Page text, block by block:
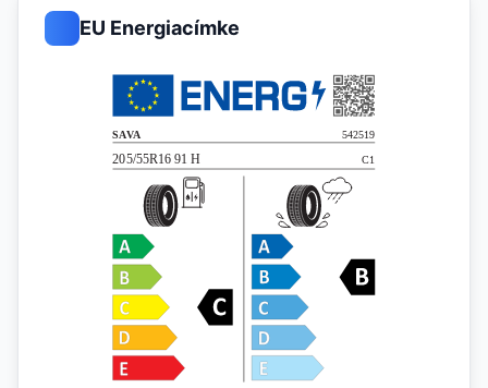
EU Energiacímke